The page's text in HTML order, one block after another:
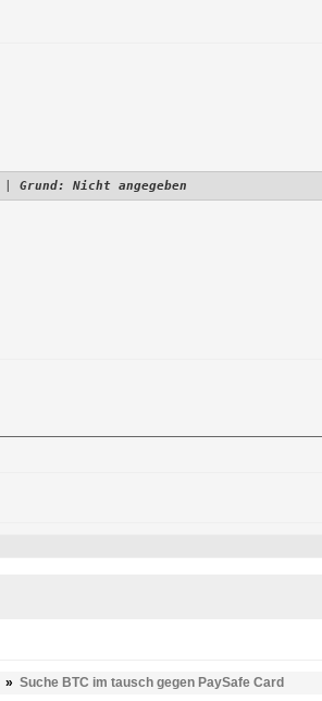
Grund: Nicht angegeben
» Suche BTC im tausch gegen PaySafe Card